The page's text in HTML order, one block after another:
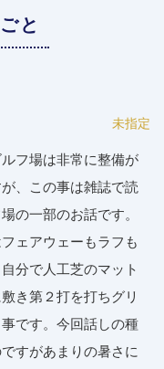
と
未指定
フ場は非常に整備が
、この事は雑誌で読
の一部のお話です。
ェアウェーもラフも
分で人工芝のマット
き第２打を打ちグリ
です。今回話しの種
すがあまりの暑さに